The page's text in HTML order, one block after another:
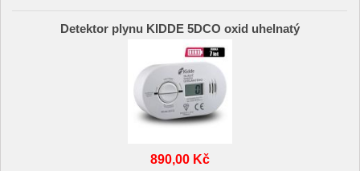
Detektor plynu KIDDE 5DCO oxid uhelnatý
890,00 Kč